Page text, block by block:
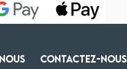
CONTACTEZ-NOUS